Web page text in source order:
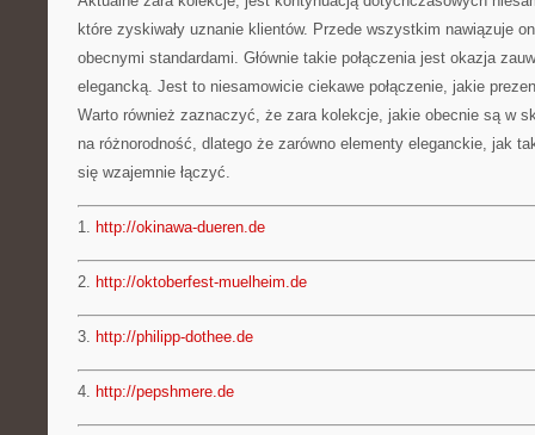
które zyskiwały uznanie klientów. Przede wszystkim nawiązuje
obecnymi standardami. Głównie takie połączenia jest okazja
elegancką. Jest to niesamowicie ciekawe połączenie, jakie
Warto również zaznaczyć, że zara kolekcje, jakie obecnie są w
na różnorodność, dlatego że zarówno elementy eleganckie, jak
się wzajemnie łączyć.
1. http://okinawa-dueren.de
2. http://oktoberfest-muelheim.de
3. http://philipp-dothee.de
4. http://pepshmere.de